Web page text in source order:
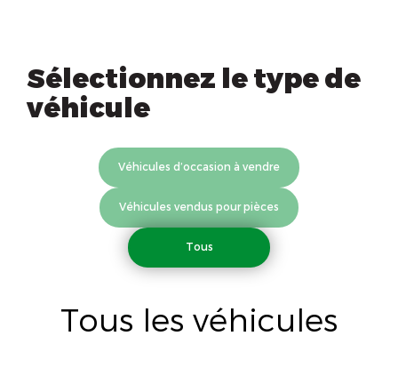
Sélectionnez le type de
véhicule
Véhicules d’occasion à vendre
Véhicules vendus pour pièces
Tous
Tous les véhicules